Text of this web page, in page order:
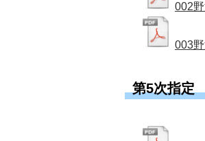
002
003
第5次指定